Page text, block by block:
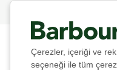
Çerezler, içeriği ve
seçeneği ile tüm